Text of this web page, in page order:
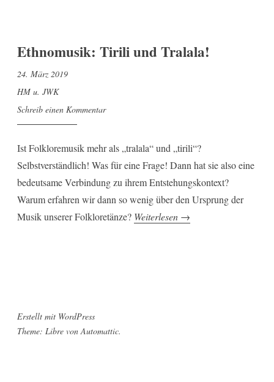
Ethnomusik: Tirili und Tralala!
24. März 2019
HM u. JWK
Schreib einen Kommentar
Ist Folkloremusik mehr als „tralala“ und „tirili“?
Selbstverständlich! Was für eine Frage! Dann hat sie also eine
bedeutsame Verbindung zu ihrem Entstehungskontext?
Warum erfahren wir dann so wenig über den Ursprung der
Musik unserer Folkloretänze? Weiterlesen „Ethnomusik:
→
Erstellt mit WordPress
Theme: Libre vonAutomattic.